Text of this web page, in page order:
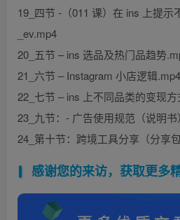
19_四节 -（011 课）在 ins 上提示
_ev.mp4
20_五节 – ins 选品及热门品趋势
21_六节 – Instagram 小店逻辑.mp4
22_七节 – ins 上不同品类的变现
23_九节：- 广告使用规范（说明
24_第十节：跨境工具分享（分享
感谢您的来访，获取更多